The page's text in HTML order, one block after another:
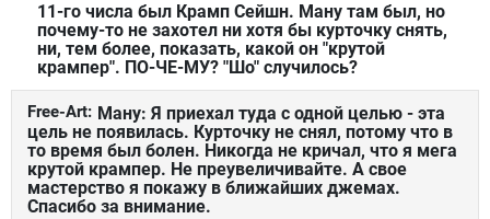
11-го числа был Крамп Сейшн. Ману там был, но
почему-то не захотел ни хотя бы курточку снять,
ни, тем более, показать, какой он "крутой
крампер". ПО-ЧЕ-МУ? "Шо" случилось?
Free-Art: Ману: Я приехал туда с одной целью - эта
цель не появилась. Курточку не снял, потому что в
то время был болен. Никогда не кричал, что я мега
крутой крампер. Не преувеличивайте. А свое
мастерство я покажу в ближайших джемах.
Спасибо за внимание.